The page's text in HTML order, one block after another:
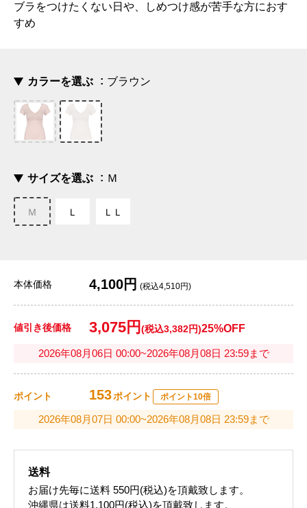
ブラをつけたくない日や、しめつけ感が苦手な方におす
すめ
カラーを選ぶ ブラウン
サイズを選ぶ Ｍ
Ｍ Ｌ ＬＬ
本体価格 4,100円 (税込4,510円)
値引き後価格 3,075円 (税込3,382円)25%OFF
2026年08月06日 00:00~2026年08月08日 23:59まで
ポイント 153ポイント ポイント10倍
2026年08月07日 00:00~2026年08月08日 23:59まで
送料
お届け先毎に送料 550円(税込)を頂戴致します。
沖縄県は送料1,100円(税込)を頂戴致します。